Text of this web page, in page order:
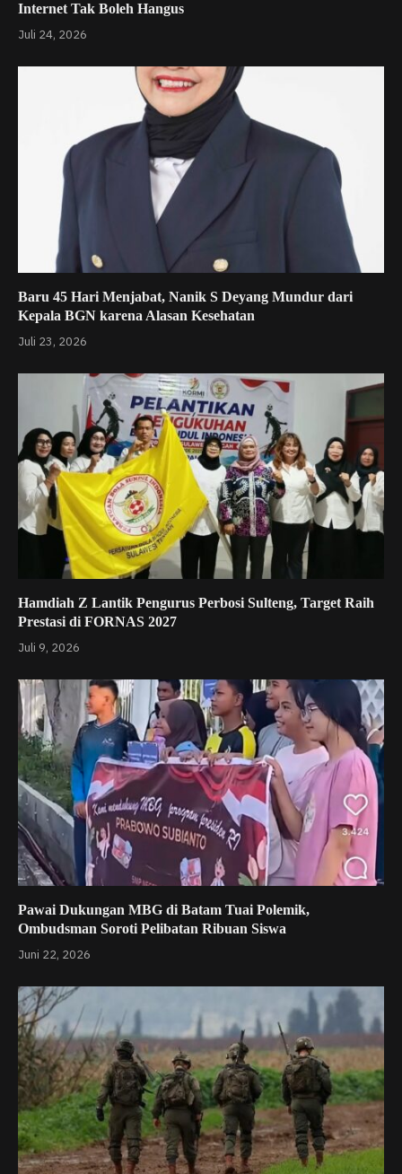
Internet Tak Boleh Hangus
Juli 24, 2026
Baru 45 Hari Menjabat, Nanik S Deyang Mundur dari
Kepala BGN karena Alasan Kesehatan
Juli 23, 2026
Hamdiah Z Lantik Pengurus Perbosi Sulteng, Target Raih
Prestasi di FORNAS 2027
Juli 9, 2026
Pawai Dukungan MBG di Batam Tuai Polemik,
Ombudsman Soroti Pelibatan Ribuan Siswa
Juni 22, 2026